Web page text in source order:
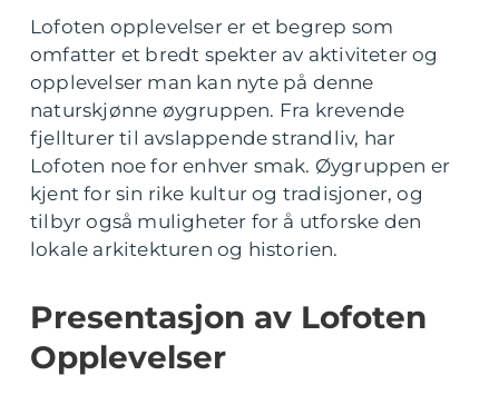
Lofoten opplevelser er et begrep som
omfatter et bredt spekter av aktiviteter og
opplevelser man kan nyte på denne
naturskjønne øygruppen. Fra krevende
fjellturer til avslappende strandliv, har
Lofoten noe for enhver smak. Øygruppen er
kjent for sin rike kultur og tradisjoner, og
tilbyr også muligheter for å utforske den
lokale arkitekturen og historien.
Presentasjon av Lofoten
Opplevelser